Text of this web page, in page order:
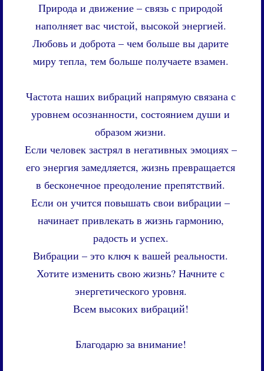
Природа и движение – связь с природой
наполняет вас чистой, высокой энергией.
Любовь и доброта – чем больше вы дарите
миру тепла, тем больше получаете взамен.
Частота наших вибраций напрямую связана с
уровнем осознанности, состоянием души и
образом жизни.
Если человек застрял в негативных эмоциях –
его энергия замедляется, жизнь превращается
в бесконечное преодоление препятствий.
Если он учится повышать свои вибрации –
начинает привлекать в жизнь гармонию,
радость и успех.
Вибрации – это ключ к вашей реальности.
Хотите изменить свою жизнь? Начните с
энергетического уровня.
Всем высоких вибраций!
Благодарю за внимание!